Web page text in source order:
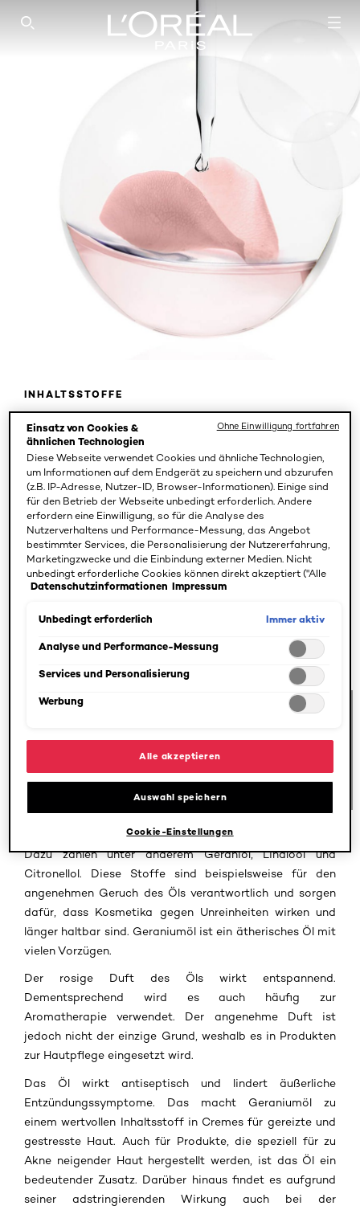
SEARCH THIS SITE
INHALTSSTOFFE
Geraniumöl
Das ätherische Öl der Geranienblätter verleiht Seifen,
Badezusätzen, Massageölen und Parfums einen zarten
Rosenduft. Gleichzeitig überzeugt Geraniumöl mit vielen
positiven Eigenschaften: Es wirkt antiseptisch und
entzündungslindernd, hilft dabei, das Erscheinungsbild
von Narben zu verbessern und eignet sich zur Pflege von
zu Akne neigender Haut.
werden jedoch keine beliebigen Geranienpflanzen
verwertet. Als besonders hautfreundlich haben sich zwei
Arten hervorgetan: Pelargonium odorantissimi und
Pelargonium graveolens. Durch seine vielfältigen
graveolens flower oil“ enthalten.
Geraniumöl selbst bietet viele verschiedene Wirkstoffe.
Dazu zählen unter anderem Geraniol, Linalool und
Citronellol. Diese Stoffe sind beispielsweise für den
angenehmen Geruch des Öls verantwortlich und sorgen
dafür, dass Kosmetika gegen Unreinheiten wirken und
länger haltbar sind. Geraniumöl ist ein ätherisches Öl mit
vielen Vorzügen.
Der rosige Duft des Öls wirkt entspannend.
Dementsprechend wird es auch häufig zur
Aromatherapie verwendet. Der angenehme Duft ist
jedoch nicht der einzige Grund, weshalb es in Produkten
zur Hautpflege eingesetzt wird.
Das Öl wirkt antiseptisch und lindert äußerliche
Entzündungssymptome. Das macht Geraniumöl zu
einem wertvollen Inhaltsstoff in Cremes für gereizte und
gestresste Haut. Auch für Produkte, die speziell für zu
Akne neigender Haut hergestellt werden, ist das Öl ein
bedeutender Zusatz. Darüber hinaus findet es aufgrund
seiner adstringierenden Wirkung auch bei der
Einsatz von Cookies &
ähnlichen Technologien
Diese Webseite verwendet Cookies und ähnliche Technologien,
um Informationen auf dem Endgerät zu speichern und abzurufen
(z.B. IP-Adresse, Nutzer-ID, Browser-Informationen). Einige sind
für den Betrieb der Webseite unbedingt erforderlich. Andere
erfordern eine Einwilligung, so für die Analyse des
Nutzerverhaltens und Performance-Messung, das Angebot
bestimmter Services, die Personalisierung der Nutzererfahrung,
Marketingzwecke und die Einbindung externer Medien. Nicht
unbedingt erforderliche Cookies können direkt akzeptiert ("Alle
akzeptieren") oder abgelehnt ("Ohne Einwilligung fortfahren")
ebenfalls möglich und speicherbar ("Auswahl speichern"). Die
angepasst werden. Für weitere Informationen s. unsere
Datenschutzinformationen Impressum
Unbedingt erforderlich Immer aktiv
Analyse und Performance-Messung
Services und Personalisierung
Werbung
Alle akzeptieren
Auswahl speichern
Cookie-Einstellungen
Ohne Einwilligung fortfahren